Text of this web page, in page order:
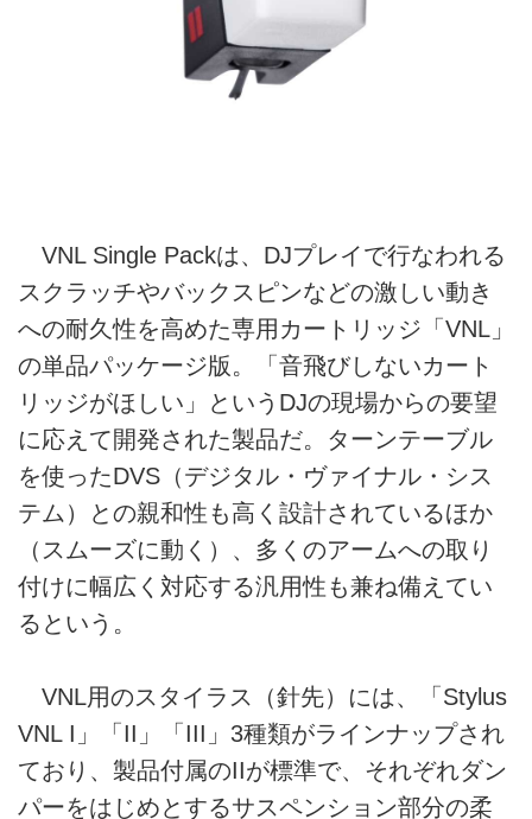
VNL Single Packは、DJプレイで行なわれる
スクラッチやバックスピンなどの激しい動き
への耐久性を高めた専用カートリッジ「VNL」
の単品パッケージ版。「音飛びしないカート
リッジがほしい」というDJの現場からの要望
に応えて開発された製品だ。ターンテーブル
を使ったDVS（デジタル・ヴァイナル・シス
テム）との親和性も高く設計されているほか
（スムーズに動く）、多くのアームへの取り
付けに幅広く対応する汎用性も兼ね備えてい
るという。
VNL用のスタイラス（針先）には、「Stylus
VNL I」「II」「III」3種類がラインナップされ
ており、製品付属のIIが標準で、それぞれダン
パーをはじめとするサスペンション部分の柔